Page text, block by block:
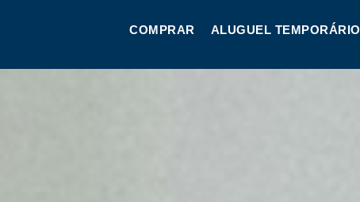
COMPRAR ALUGUEL TEMPORÁRIO